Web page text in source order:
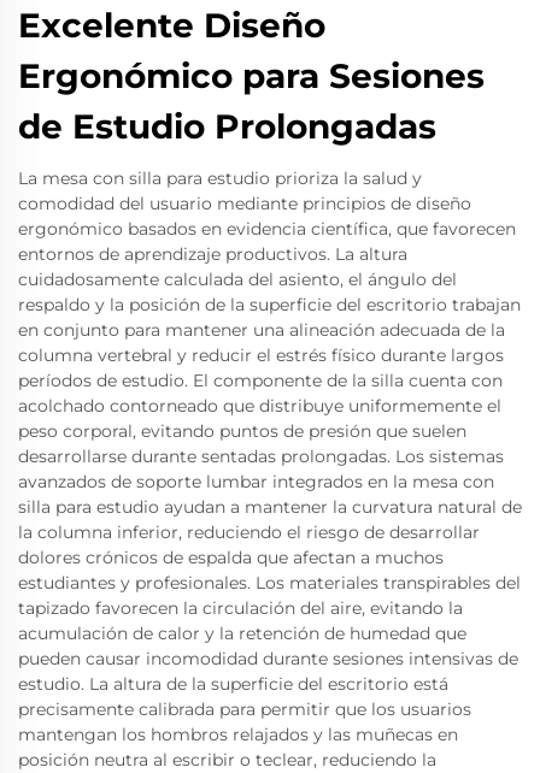
Excelente Diseño
Ergonómico para Sesiones
de Estudio Prolongadas
La mesa con silla para estudio prioriza la salud y
comodidad del usuario mediante principios de diseño
ergonómico basados en evidencia científica, que favorecen
entornos de aprendizaje productivos. La altura
cuidadosamente calculada del asiento, el ángulo del
respaldo y la posición de la superficie del escritorio trabajan
en conjunto para mantener una alineación adecuada de la
columna vertebral y reducir el estrés físico durante largos
períodos de estudio. El componente de la silla cuenta con
acolchado contorneado que distribuye uniformemente el
peso corporal, evitando puntos de presión que suelen
desarrollarse durante sentadas prolongadas. Los sistemas
avanzados de soporte lumbar integrados en la mesa con
silla para estudio ayudan a mantener la curvatura natural de
la columna inferior, reduciendo el riesgo de desarrollar
dolores crónicos de espalda que afectan a muchos
estudiantes y profesionales. Los materiales transpirables del
tapizado favorecen la circulación del aire, evitando la
acumulación de calor y la retención de humedad que
pueden causar incomodidad durante sesiones intensivas de
estudio. La altura de la superficie del escritorio está
precisamente calibrada para permitir que los usuarios
mantengan los hombros relajados y las muñecas en
posición neutra al escribir o teclear, reduciendo la